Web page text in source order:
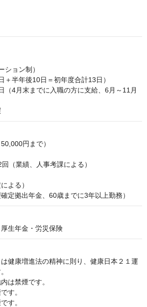
ション制）
＋半年後10日＝初年度合計13日）
（4月末までに入職の方に支給、6月～11月
円まで）
（業績、人事考課による）
よる）
定拠出年金、60歳までに3年以上勤務）
生年金・労災保険
健康増進法の精神に則り、健康日本２１運
は禁煙です。
す。
す。